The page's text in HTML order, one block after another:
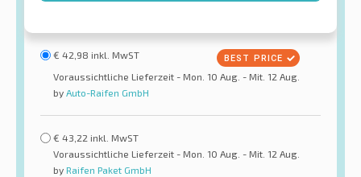
€ 42,98 inkl. MwST
Voraussichtliche Lieferzeit - Mon. 10 Aug. - Mit. 12 Aug.
by Auto-Raifen GmbH
€ 43,22 inkl. MwST
Voraussichtliche Lieferzeit - Mon. 10 Aug. - Mit. 12 Aug.
by Raifen Paket GmbH